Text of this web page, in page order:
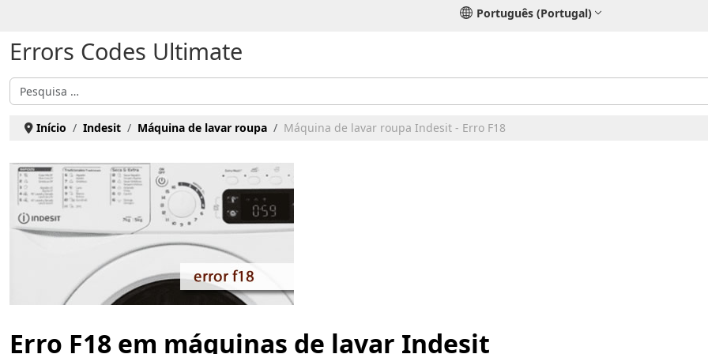
Português (Portugal)
Errors Codes Ultimate
Pesquisar
Início Indesit Máquina de lavar roupa Máquina de lavar roupa Indesit - Erro F18
Erro F18 em máquinas de lavar Indesit